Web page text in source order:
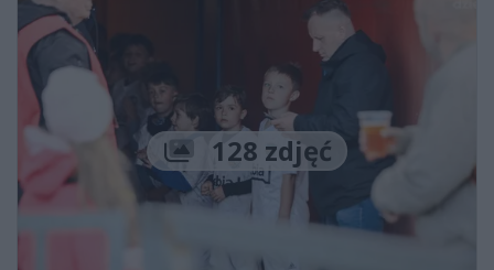
Liczba zdjęć
128 zdjęć